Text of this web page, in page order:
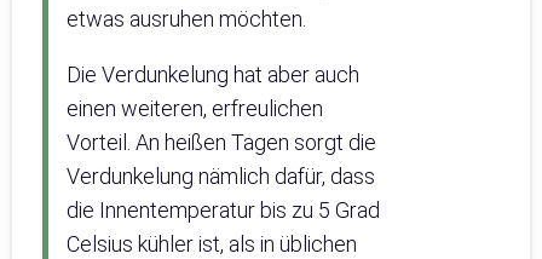
etwas ausruhen möchten.
Die Verdunkelung hat aber auch
einen weiteren, erfreulichen
Vorteil. An heißen Tagen sorgt die
Verdunkelung nämlich dafür, dass
die Innentemperatur bis zu 5 Grad
Celsius kühler ist, als in üblichen